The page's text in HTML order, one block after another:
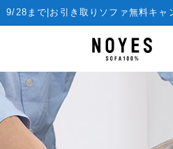
9/28まで|お引き取りソファ無料キャ